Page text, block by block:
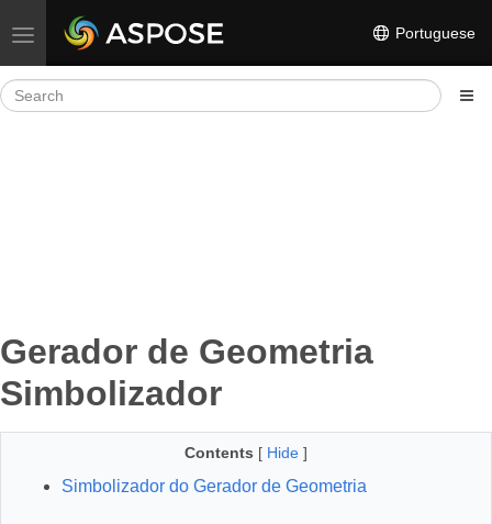
Toggle navigation Portuguese
Gerador de Geometria
Simbolizador
Contents [ Hide ]
Simbolizador do Gerador de Geometria